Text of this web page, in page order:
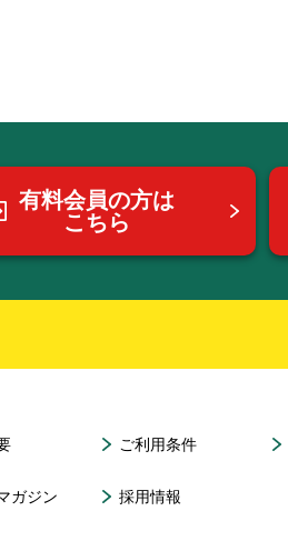
有料会員の方は
こちら
ご利用条件
ガジン 採用情報